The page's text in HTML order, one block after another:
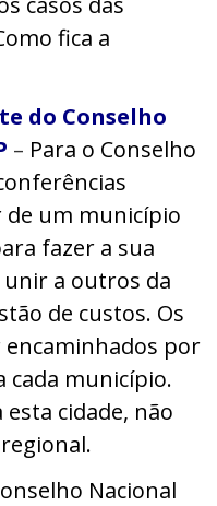
fica a
do Conselho
– Para o Conselho
de um município
fazer a sua
unir a outros da
de custos. Os
por
cada município.
cidade, não
Nacional